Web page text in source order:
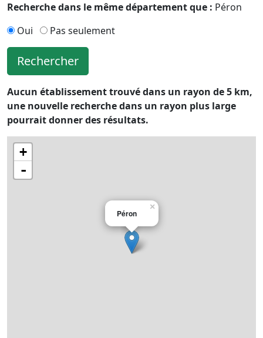
Recherche dans le même département que : Péron
Oui
Pas seulement
Rechercher
Aucun établissement trouvé dans un rayon de 5 km,
une nouvelle recherche dans un rayon plus large
pourrait donner des résultats.
×
Péron
+
-